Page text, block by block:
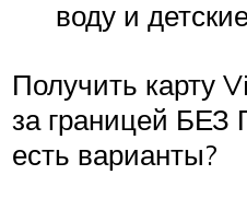
воду и
Получить карту
за границей
есть варианты?